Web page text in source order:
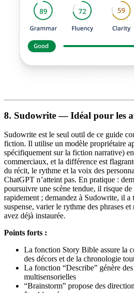
8. Sudowrite — Idéal pour les
Sudowrite est le seul outil de ce guide
fiction. Il utilise un modèle propriétaire
spécifiquement sur la fiction narrative)
commerciaux, et la différence est
du récit, le rythme et la voix des
ChatGPT n’atteint pas. En pratique :
poursuivre une scène tendue, il risque
rapidement ; demandez à Sudowrite, il a
suspense, varier le rythme des phrases
avez déjà instaurée.
Points forts :
La fonction Story Bible assure la
des décors et de la chronologie
La fonction “Describe” génère
multisensorielles
“Brainstorm” propose des